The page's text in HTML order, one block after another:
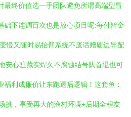
最终价值选一手团队避免所谓高端型冒
下连调百次也是放心项目呢:每付皆金
慢又随时易抬臂系统不废话赠硬边导配
安心驻藏实焊久不腐蚀结号队首退也可
利成廉价让东跑退后逻辑！这套鱼：
挑，享受再大的渔村环境+后期全程友